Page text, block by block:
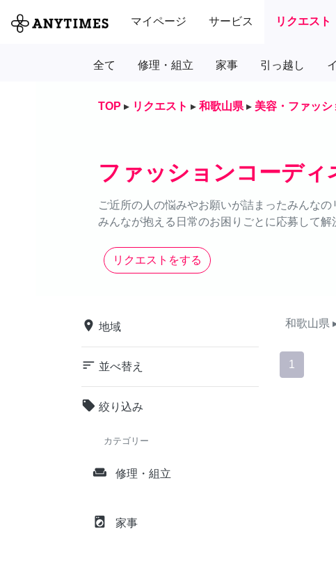
マイページ サービス リクエスト
全て 修理・組立 家事 引っ越し
TOP ▸ リクエスト ▸ 和歌山県 ▸ 美容・ファッシ
ファッションコーディ
ご近所の人の悩みやお願いが詰まったみんなの
みんなが抱える日常のお困りごとに応募して解
リクエストをする
place 地域
sort 並べ替え
local_offer 絞り込み
カテゴリー
weekend 修理・組立
local_laundry_service 家事
和歌山県
1